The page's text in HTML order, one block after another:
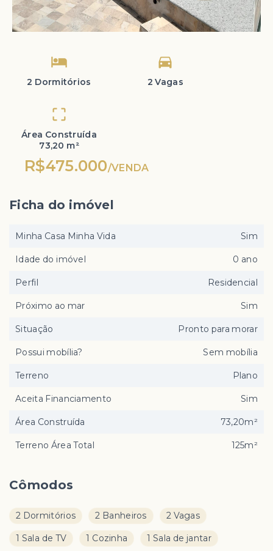
2 Dormitórios 2 Vagas
Área Construída
73,20 m²
R$475.000/VENDA
Cômodos
2 Dormitórios 2 Banheiros 2 Vagas
1 Sala de TV 1 Cozinha 1 Sala de jantar
Ficha do imóvel
Minha Casa Minha Vida Sim
Idade do imóvel 0 ano
Perfil Residencial
Próximo ao mar Sim
Situação Pronto para morar
Possui mobília? Sem mobília
Terreno Plano
Aceita Financiamento Sim
Área Construída 73,20m²
Terreno Área Total 125m²